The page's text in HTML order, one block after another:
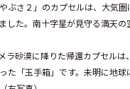
ぶさ２」のカプセルは、大気圏
した。南十字星が見守る満天の
ラ砂漠に降りた帰還カプセルは
た「玉手箱」です。未明に地球